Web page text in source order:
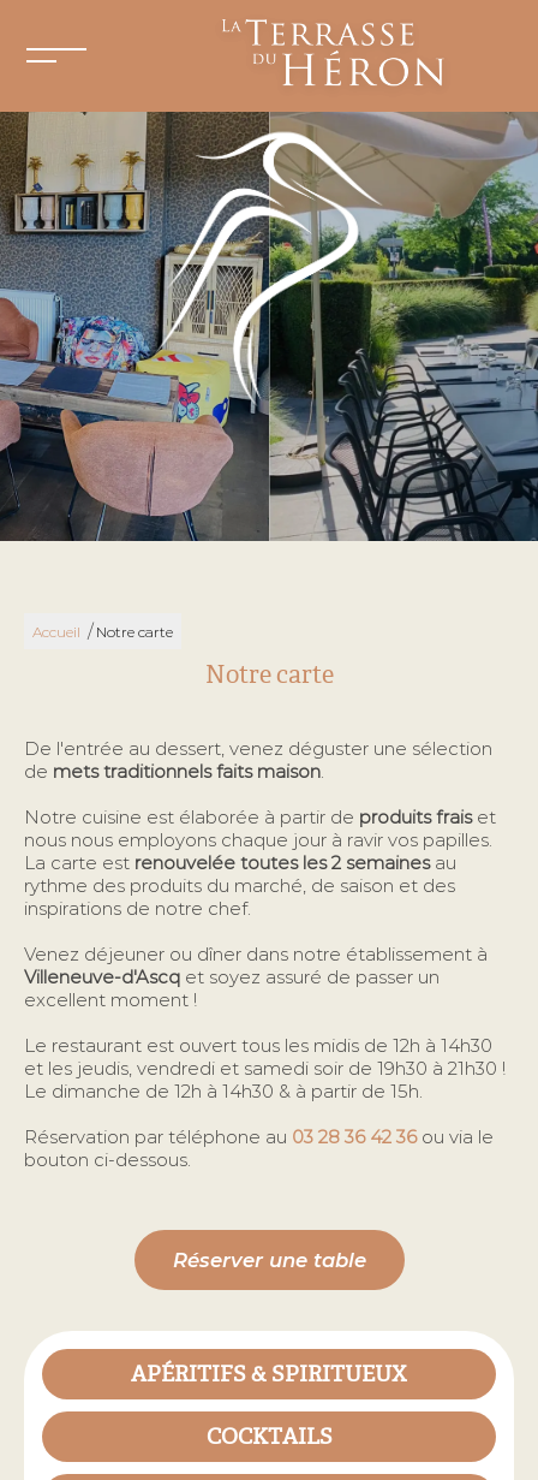
Accueil / Notre carte
Notre carte
De l'entrée au dessert, venez déguster une sélection
de mets traditionnels faits maison.
Notre cuisine est élaborée à partir de produits fraiset
nous nous employons chaque jour à ravir vos papilles.
La carte est renouvelée toutes les 2 semainesau
rythme des produits du marché, de saison et des
inspirations de notre chef.
Venez déjeuner ou dîner dans notre établissement à
Villeneuve-d'Ascq et soyez assuré de passer un
excellent moment !
Le restaurant est ouvert tous les midis de 12h à 14h30
et les jeudis, vendredi et samedi soir de 19h30 à 21h30 !
Le dimanche de 12h à 14h30 & à partir de 15h.
Réservation par téléphone au 03 28 36 42 36ou via le
bouton ci-dessous.
Réserver une table
APÉRITIFS & SPIRITUEUX
COCKTAILS